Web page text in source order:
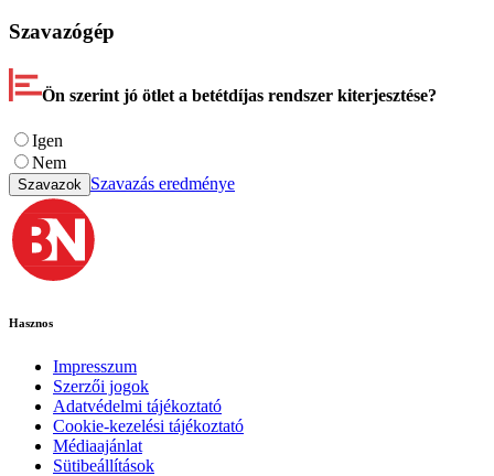
Szavazógép
Ön szerint jó ötlet a betétdíjas rendszer kiterjesztése?
Igen
Nem
Szavazok Szavazás eredménye
Hasznos
Impresszum
Szerzői jogok
Adatvédelmi tájékoztató
Cookie-kezelési tájékoztató
Médiaajánlat
Sütibeállítások